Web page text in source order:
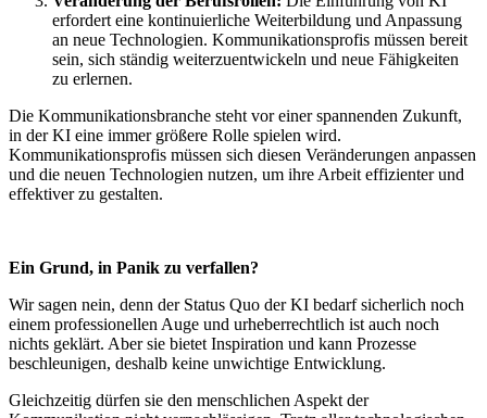
erfordert eine kontinuierliche Weiterbildung und Anpassung
an neue Technologien. Kommunikationsprofis müssen bereit
sein, sich ständig weiterzuentwickeln und neue Fähigkeiten
zu erlernen.
Die Kommunikationsbranche steht vor einer spannenden Zukunft,
in der KI eine immer größere Rolle spielen wird.
Kommunikationsprofis müssen sich diesen Veränderungen anpassen
und die neuen Technologien nutzen, um ihre Arbeit effizienter und
effektiver zu gestalten.
Ein Grund, in Panik zu verfallen?
Wir sagen nein, denn der Status Quo der KI bedarf sicherlich noch
einem professionellen Auge und urheberrechtlich ist auch noch
nichts geklärt. Aber sie bietet Inspiration und kann Prozesse
beschleunigen, deshalb keine unwichtige Entwicklung.
Gleichzeitig dürfen sie den menschlichen Aspekt der